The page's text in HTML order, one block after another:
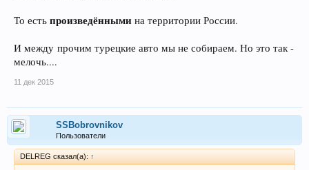
То есть произведёнными на территории России.
И между прочим турецкие авто мы не собираем. Но это так -
мелочь....
11 дек 2015
SSBobrovnikov
Пользователи
DELREG сказал(а): ↑